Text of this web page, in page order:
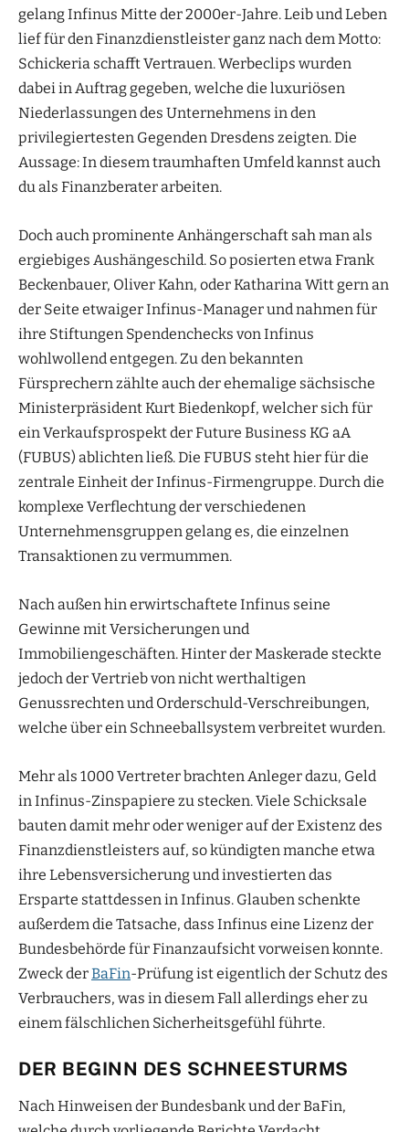
gelang Infinus Mitte der 2000er-Jahre. Leib und Leben
lief für den Finanzdienstleister ganz nach dem Motto:
Schickeria schafft Vertrauen. Werbeclips wurden
dabei in Auftrag gegeben, welche die luxuriösen
Niederlassungen des Unternehmens in den
privilegiertesten Gegenden Dresdens zeigten. Die
Aussage: In diesem traumhaften Umfeld kannst auch
du als Finanzberater arbeiten.
Doch auch prominente Anhängerschaft sah man als
ergiebiges Aushängeschild. So posierten etwa Frank
Beckenbauer, Oliver Kahn, oder Katharina Witt gern an
der Seite etwaiger Infinus-Manager und nahmen für
ihre Stiftungen Spendenchecks von Infinus
wohlwollend entgegen. Zu den bekannten
Fürsprechern zählte auch der ehemalige sächsische
Ministerpräsident Kurt Biedenkopf, welcher sich für
ein Verkaufsprospekt der Future Business KG aA
(FUBUS) ablichten ließ. Die FUBUS steht hier für die
zentrale Einheit der Infinus-Firmengruppe. Durch die
komplexe Verflechtung der verschiedenen
Unternehmensgruppen gelang es, die einzelnen
Transaktionen zu vermummen.
Nach außen hin erwirtschaftete Infinus seine
Gewinne mit Versicherungen und
Immobiliengeschäften. Hinter der Maskerade steckte
jedoch der Vertrieb von nicht werthaltigen
Genussrechten und Orderschuld-Verschreibungen,
welche über ein Schneeballsystem verbreitet wurden.
Mehr als 1000 Vertreter brachten Anleger dazu, Geld
in Infinus-Zinspapiere zu stecken. Viele Schicksale
bauten damit mehr oder weniger auf der Existenz des
Finanzdienstleisters auf, so kündigten manche etwa
ihre Lebensversicherung und investierten das
Ersparte stattdessen in Infinus. Glauben schenkte
außerdem die Tatsache, dass Infinus eine Lizenz der
Bundesbehörde für Finanzaufsicht vorweisen konnte.
Zweck derBaFin-Prüfung ist eigentlich der Schutz des
Verbrauchers, was in diesem Fall allerdings eher zu
einem fälschlichen Sicherheitsgefühl führte.
DER BEGINN DES SCHNEESTURMS
Nach Hinweisen der Bundesbank und der BaFin,